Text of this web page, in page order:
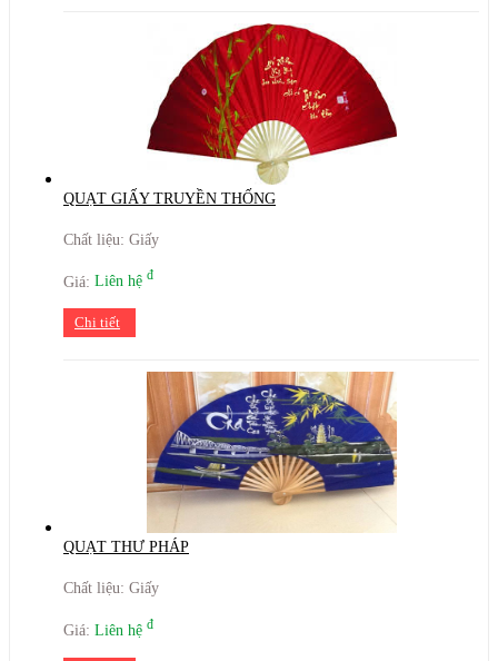
QUẠT GIẤY TRUYỀN THỐNG
Chất liệu: Giấy
Giá: Liên hệ đ
Chi tiết
QUẠT THƯ PHÁP
Chất liệu: Giấy
Giá: Liên hệ đ